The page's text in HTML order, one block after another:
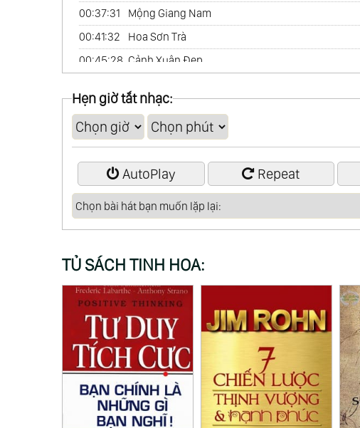
00:37:31
Mộng Giang Nam
00:41:32
Hoa Sơn Trà
00:45:28 Cảnh Xuân Đẹp
00:54:56 Trường Tương Y
00:59:07 Tường Vi Đỏ
Hẹn giờ tắt nhạc:
AutoPlay Repeat
TỦ SÁCH TINH HOA: